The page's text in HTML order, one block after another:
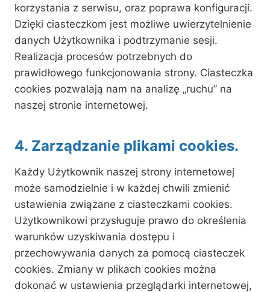
korzystania z serwisu, oraz poprawa konfiguracji.
Dzięki ciasteczkom jest możliwe uwierzytelnienie
danych Użytkownika i podtrzymanie sesji.
Realizacja procesów potrzebnych do
prawidłowego funkcjonowania strony. Ciasteczka
cookies pozwalają nam na analizę „ruchu” na
naszej stronie internetowej.
4. Zarządzanie plikami cookies.
Każdy Użytkownik naszej strony internetowej
może samodzielnie i w każdej chwili zmienić
ustawienia związane z ciasteczkami cookies.
Użytkownikowi przysługuje prawo do określenia
warunków uzyskiwania dostępu i
przechowywania danych za pomocą ciasteczek
cookies. Zmiany w plikach cookies można
dokonać w ustawienia przeglądarki internetowej,